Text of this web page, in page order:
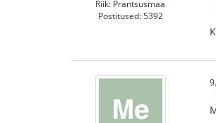
Riik: Prantsusmaa
Postitused: 5392